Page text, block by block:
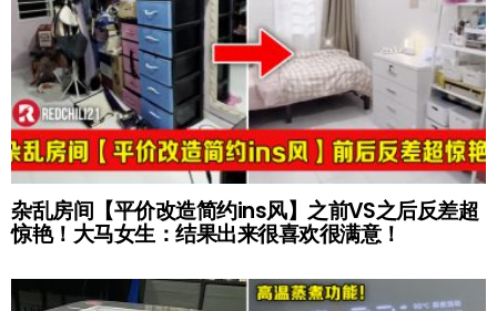
杂乱房间【平价改造简约ins风】之前VS之后反差超
惊艳！大马女生：结果出来很喜欢很满意！